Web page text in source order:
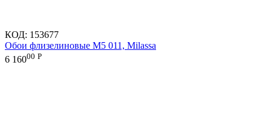
КОД: 153677
Обои флизелиновые M5 011, Milassa
6 16000 Р